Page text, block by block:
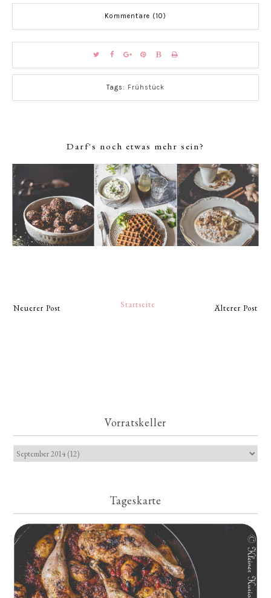
Kommentare (10)
Tags: Frühstück
Darf's noch etwas mehr sein?
Neuerer Post Älterer Post
Startseite
Vorratskeller
Tageskarte